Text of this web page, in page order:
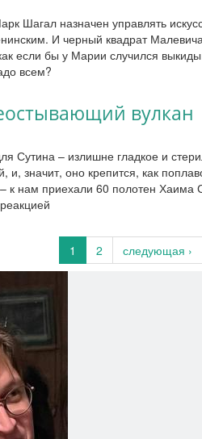
Шагал назначен управлять
И черный квадрат
если бы у Марии случился
всем?
вулкан
Сутина – излишне гладкое и
и, значит, оно крепится, как
к нам приехали 60 полотен Хаима
1 2 следующая ›